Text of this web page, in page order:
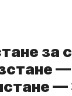
за
—
—